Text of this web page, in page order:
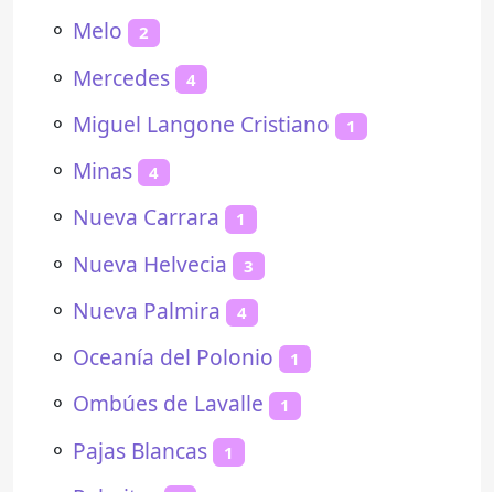
⚬ Melo 2
⚬ Mercedes 4
⚬ Miguel Langone Cristiano 1
⚬ Minas 4
⚬ Nueva Carrara 1
⚬ Nueva Helvecia 3
⚬ Nueva Palmira 4
⚬ Oceanía del Polonio 1
⚬ Ombúes de Lavalle 1
⚬ Pajas Blancas 1